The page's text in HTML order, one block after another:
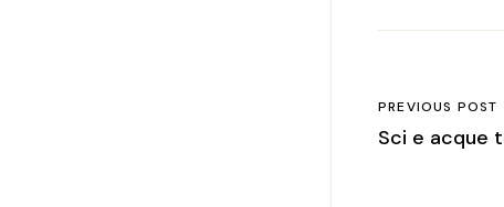
PREVIOUS POST
Sci e acque